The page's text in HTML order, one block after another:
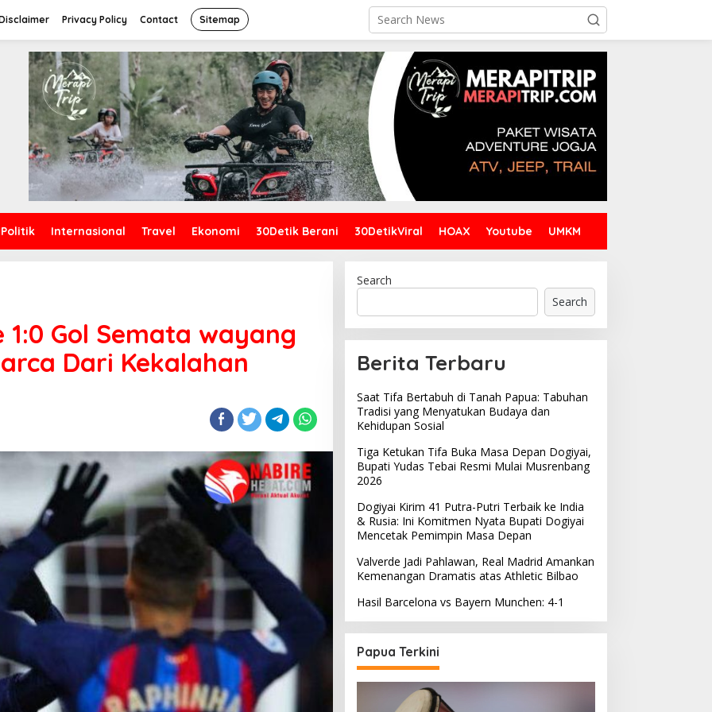
Privacy Policy Contact Sitemap
Politik Internasional Travel Ekonomi 30Detik Berani 30DetikViral HOAX Youtube UMKM
Gol Semata wayang
Dari Kekalahan
Search
Search
Berita Terbaru
Saat Tifa Bertabuh di Tanah Papua: Tabuhan
Tradisi yang Menyatukan Budaya dan
Kehidupan Sosial
Tiga Ketukan Tifa Buka Masa Depan Dogiyai,
Bupati Yudas Tebai Resmi Mulai Musrenbang
2026
Dogiyai Kirim 41 Putra-Putri Terbaik ke India
& Rusia: Ini Komitmen Nyata Bupati Dogiyai
Mencetak Pemimpin Masa Depan
Valverde Jadi Pahlawan, Real Madrid Amankan
Kemenangan Dramatis atas Athletic Bilbao
Hasil Barcelona vs Bayern Munchen: 4-1
Papua Terkini